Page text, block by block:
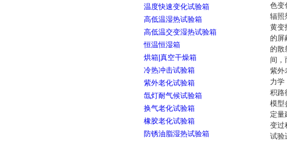
温度快速变化试验箱
高低温湿热试验箱
高低温交变湿热试验箱
恒温恒湿箱
烘箱|真空干燥箱
冷热冲击试验箱
紫外老化试验箱
氙灯耐气候试验箱
换气老化试验箱
橡胶老化试验箱
防锈油脂湿热试验箱
色变
辐照
黄变
的屏
的散
间，
紫外
力学
积路
模型
定量
变过
试验